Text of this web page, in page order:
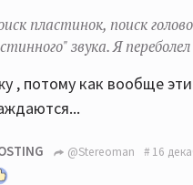
пластинок, поиск
звука. Я
, потому как вообще
@Stereoman 16